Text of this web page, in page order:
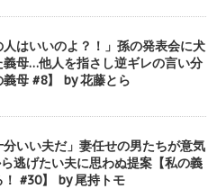
人はいいのよ？！」孫の発表会に犬
義母…他人を指さし逆ギレの言い分
母 #8】 by 花藤とら
分いい夫だ」妻任せの男たちが意気
逃げたい夫に思わぬ提案【私の義
#30】 by 尾持トモ